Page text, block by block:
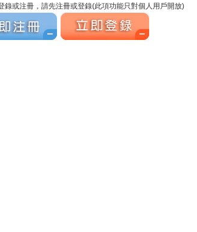
錄或注冊，請先注冊或登錄(此項功能只對個人用戶開放)
立刻注冊